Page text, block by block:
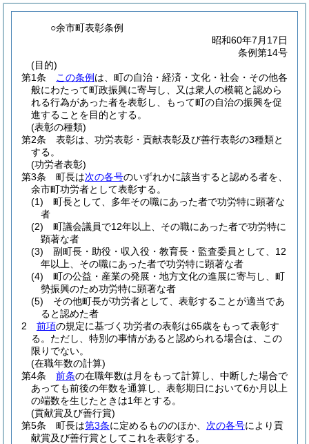
○余市町表彰条例
昭和60年7月17日
条例第14号
(目的)
第1条
この条例 は、町の自治・経済・文化・社会・その他各
般にわたって町政振興に寄与し、又は衆人の模範と認めら
れる行為があった者を表彰し、もって町の自治の振興を促
進することを目的とする。
(表彰の種類)
第2条
表彰は、功労表彰・貢献表彰及び善行表彰の3種類と
する。
(功労者表彰)
第3条
町長は次の各号のいずれかに該当すると認める者を、
余市町功労者として表彰する。
(1)
町長として、多年その職にあった者で功労特に顕著な
者
(2)
町議会議員で12年以上、その職にあった者で功労特に
顕著な者
(3)
副町長・助役・収入役・教育長・監査委員として、12
年以上、その職にあった者で功労特に顕著な者
(4)
町の公益・産業の発展・地方文化の進展に寄与し、町
勢振興のため功労特に顕著な者
(5)
その他町長が功労者として、表彰することが適当であ
ると認めた者
2
前項の規定に基づく功労者の表彰は65歳をもって表彰す
る。 ただし、特別の事情があると認められる場合は、この
限りでない。
(在職年数の計算)
第4条
前条の在職年数は月をもって計算し、中断した場合で
あっても前後の年数を通算し、表彰期日において6か月以上
の端数を生じたときは1年とする。
(貢献賞及び善行賞)
第5条
町長は第3条に定めるもののほか、 次の各号により貢
献賞及び善行賞としてこれを表彰する。